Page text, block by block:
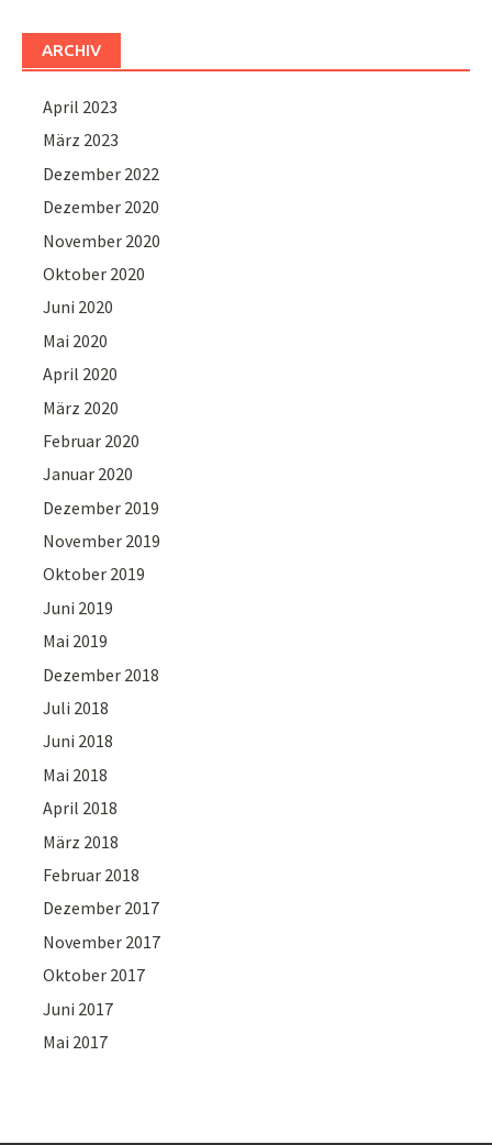
ARCHIV
April 2023
März 2023
Dezember 2022
Dezember 2020
November 2020
Oktober 2020
Juni 2020
Mai 2020
April 2020
März 2020
Februar 2020
Januar 2020
Dezember 2019
November 2019
Oktober 2019
Juni 2019
Mai 2019
Dezember 2018
Juli 2018
Juni 2018
Mai 2018
April 2018
März 2018
Februar 2018
Dezember 2017
November 2017
Oktober 2017
Juni 2017
Mai 2017